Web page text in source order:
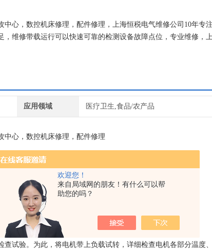
欢迎您！
来自局域网的朋友！有什么可以帮
助您的吗？
心，数控机床修理，配件修理，上海恒税电气维修公司10年专
维修带载运行可以快速可靠的检测设备故障点位，专业维修，
应用领域 医疗卫生,食品/农产品
中心，数控机床修理，配件修理
口，编码器数据头；电机检修时注意事项
。
试验。为此，将电机带上负载试转，详细检查电机各部分温度